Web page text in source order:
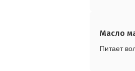
Масло
Питает